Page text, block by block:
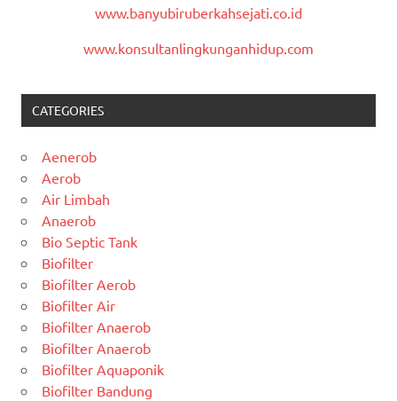
www.banyubiruberkahsejati.co.id
www.konsultanlingkunganhidup.com
CATEGORIES
Aenerob
Aerob
Air Limbah
Anaerob
Bio Septic Tank
Biofilter
Biofilter Aerob
Biofilter Air
Biofilter Anaerob
Biofilter Anaerob
Biofilter Aquaponik
Biofilter Bandung